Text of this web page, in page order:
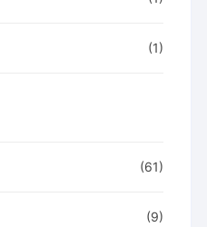
(1)
(61)
(9)